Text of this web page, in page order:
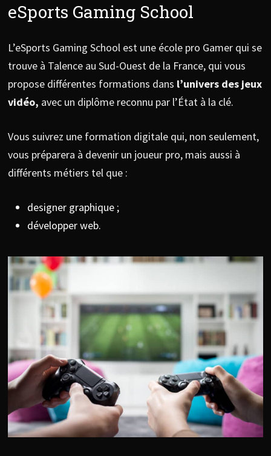
eSports Gaming School
L’eSports Gaming School est une école pro Gamer qui se
trouve à Talence au Sud-Ouest de la France, qui vous
propose différentes formations dans l’univers des jeux
vidéo, avec un diplôme reconnu par l’État à la clé.
Vous suivrez une formation digitale qui, non seulement,
vous préparera à devenir un joueur pro, mais aussi à
différents métiers tel que :
designer graphique ;
développer web.